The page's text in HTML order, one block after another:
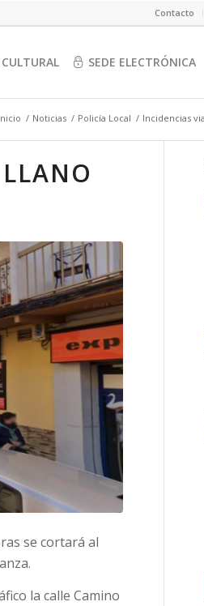
Contacto
SEDE ELECTRÓNICA
/ Noticias / Policía Local / Incidencias
se cortará al
la calle Camino